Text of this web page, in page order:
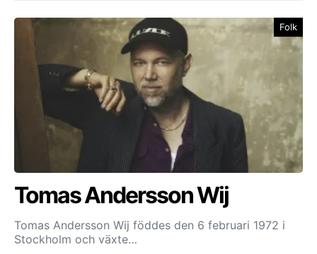
Folk
Tomas Andersson Wij
Tomas Andersson Wij föddes den 6 februari 1972 i
Stockholm och växte…